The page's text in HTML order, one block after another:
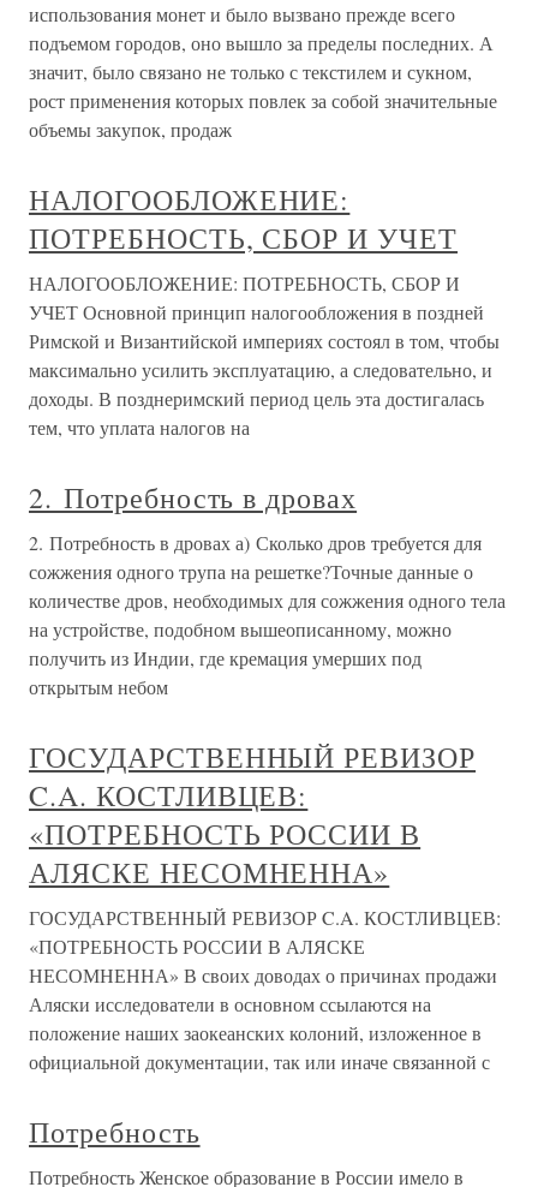
использования монет и было вызвано прежде всего
подъемом городов, оно вышло за пределы последних. А
значит, было связано не только с текстилем и сукном,
рост применения которых повлек за собой значительные
объемы закупок, продаж
НАЛОГООБЛОЖЕНИЕ:
ПОТРЕБНОСТЬ, СБОР И УЧЕТ
НАЛОГООБЛОЖЕНИЕ: ПОТРЕБНОСТЬ, СБОР И
УЧЕТ Основной принцип налогообложения в поздней
Римской и Византийской империях состоял в том, чтобы
максимально усилить эксплуатацию, а следовательно, и
доходы. В позднеримский период цель эта достигалась
тем, что уплата налогов на
2. Потребность в дровах
2. Потребность в дровах а) Сколько дров требуется для
сожжения одного трупа на решетке?Точные данные о
количестве дров, необходимых для сожжения одного тела
на устройстве, подобном вышеописанному, можно
получить из Индии, где кремация умерших под
открытым небом
ГОСУДАРСТВЕННЫЙ РЕВИЗОР
C.A. КОСТЛИВЦЕВ:
«ПОТРЕБНОСТЬ РОССИИ В
АЛЯСКЕ НЕСОМНЕННА»
ГОСУДАРСТВЕННЫЙ РЕВИЗОР C.A. КОСТЛИВЦЕВ:
«ПОТРЕБНОСТЬ РОССИИ В АЛЯСКЕ
НЕСОМНЕННА» В своих доводах о причинах продажи
Аляски исследователи в основном ссылаются на
положение наших заокеанских колоний, изложенное в
официальной документации, так или иначе связанной с
Потребность
Потребность Женское образование в России имело в